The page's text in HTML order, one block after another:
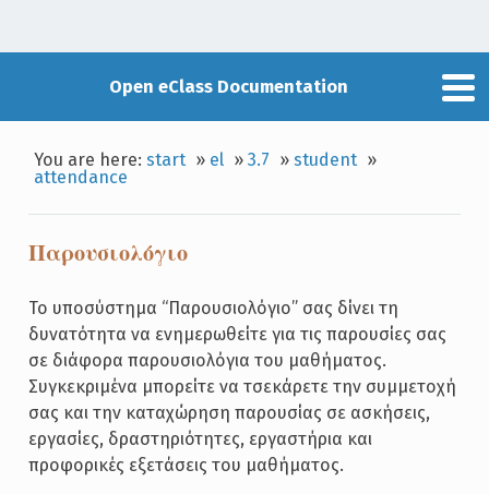
Open eClass Documentation
You are here:start » el »3.7 »student »
attendance
Παρουσιολόγιο
Το υποσύστημα “Παρουσιολόγιο” σας δίνει τη
δυνατότητα να ενημερωθείτε για τις παρουσίες σας
σε διάφορα παρουσιολόγια του μαθήματος.
Συγκεκριμένα μπορείτε να τσεκάρετε την συμμετοχή
σας και την καταχώρηση παρουσίας σε ασκήσεις,
εργασίες, δραστηριότητες, εργαστήρια και
προφορικές εξετάσεις του μαθήματος.